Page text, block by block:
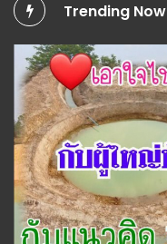
Trending Now